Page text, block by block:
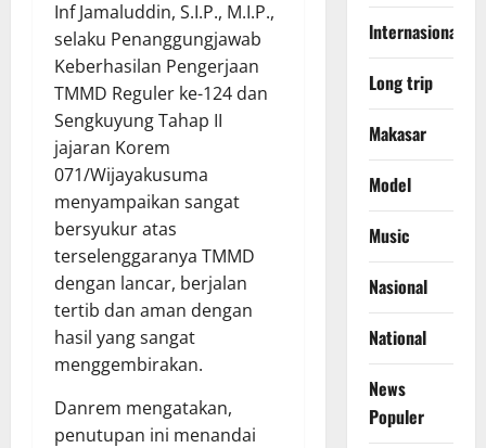
Inf Jamaluddin, S.I.P., M.I.P.,
selaku Penanggungjawab
Keberhasilan Pengerjaan
TMMD Reguler ke-124 dan
Sengkuyung Tahap II
jajaran Korem
071/Wijayakusuma
menyampaikan sangat
bersyukur atas
terselenggaranya TMMD
dengan lancar, berjalan
tertib dan aman dengan
hasil yang sangat
menggembirakan.
Danrem mengatakan,
penutupan ini menandai
lnternasional
Long trip
Makasar
Model
Music
Nasional
National
News
Populer